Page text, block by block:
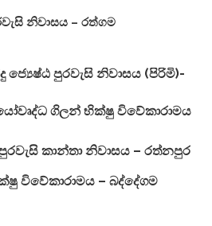
නිවාසය – රත්ගම
ජ්‍යෙෂ්ඨ පුරවැසි නිවාසය (පිරිමි)-
ගිලන් භික්ෂු විවේකාරාමය
කාන්තා නිවාසය – රත්නපුර
විවේකාරාමය – බද්දේගම